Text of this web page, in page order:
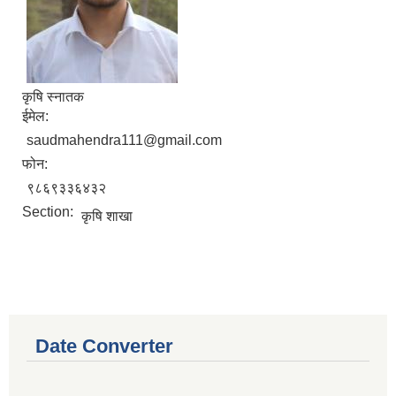
कृषि स्नातक
ईमेल:
saudmahendra111@gmail.com
फोन:
९८६९३३६४३२
Section: कृषि शाखा
Date Converter